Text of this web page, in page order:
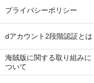
プライバシーポリシー
dアカウント2段階認証とは
海賊版に関する取り組みに
ついて